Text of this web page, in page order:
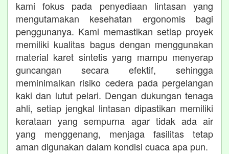
kami fokus pada penyediaan lintasan yang
mengutamakan kesehatan ergonomis bagi
penggunanya. Kami memastikan setiap proyek
memiliki kualitas bagus dengan menggunakan
material karet sintetis yang mampu menyerap
guncangan secara efektif, sehingga
meminimalkan risiko cedera pada pergelangan
kaki dan lutut pelari. Dengan dukungan tenaga
ahli, setiap jengkal lintasan dipastikan memiliki
kerataan yang sempurna agar tidak ada air
yang menggenang, menjaga fasilitas tetap
aman digunakan dalam kondisi cuaca apa pun.